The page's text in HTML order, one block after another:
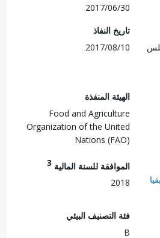
2017/06/30
تاريخ النفاذ
2017/08/10
الهيئة المنفذة
Food and Agriculture
Organization of the United
Nations (FAO)
الموافقة للسنة المالية3
2018
فئة التصنيف البيئي